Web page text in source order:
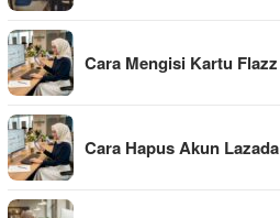
Cara Mengisi Kartu Flazz
Cara Hapus Akun Lazada